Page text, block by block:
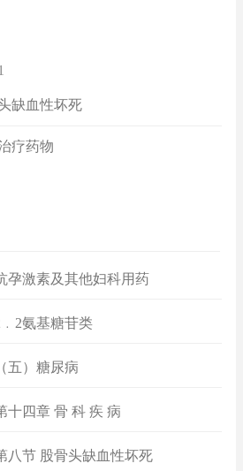
缺血性坏死
疗药物
孕激素及其他妇科用药
氨基糖苷类
五）糖尿病
十四章 骨 科 疾 病
八节 股骨头缺血性坏死